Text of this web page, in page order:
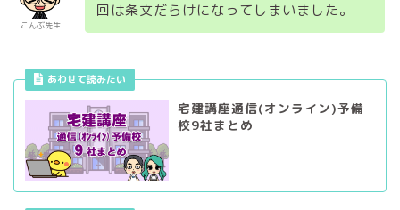
こんぶ先生
回は条文だらけになってしまいました。
あわせて読みたい
宅建講座通信(オンライン)予備
校9社まとめ